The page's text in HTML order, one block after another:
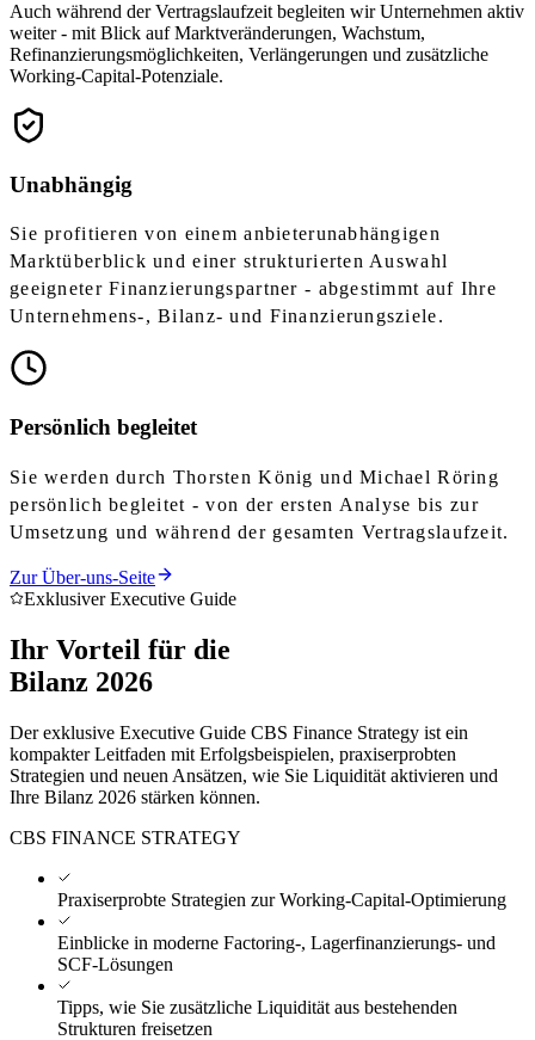
Auch während der Vertragslaufzeit begleiten wir Unternehmen aktiv
weiter - mit Blick auf Marktveränderungen, Wachstum,
Refinanzierungsmöglichkeiten, Verlängerungen und zusätzliche
Working-Capital-Potenziale.
Unabhängig
Sie profitieren von einem anbieterunabhängigen
Marktüberblick und einer strukturierten Auswahl
geeigneter Finanzierungspartner - abgestimmt auf Ihre
Unternehmens-, Bilanz- und Finanzierungsziele.
Persönlich begleitet
Sie werden durch Thorsten König und Michael Röring
persönlich begleitet - von der ersten Analyse bis zur
Umsetzung und während der gesamten Vertragslaufzeit.
Zur Über-uns-Seite
Exklusiver Executive Guide
Ihr Vorteil für die
Bilanz 2026
Der exklusive Executive Guide CBS Finance Strategy ist ein
kompakter Leitfaden mit Erfolgsbeispielen, praxiserprobten
Strategien und neuen Ansätzen, wie Sie Liquidität aktivieren und
Ihre Bilanz 2026 stärken können.
CBS FINANCE STRATEGY
Praxiserprobte Strategien zur Working-Capital-Optimierung
Einblicke in moderne Factoring-, Lagerfinanzierungs- und
SCF-Lösungen
Tipps, wie Sie zusätzliche Liquidität aus bestehenden
Strukturen freisetzen